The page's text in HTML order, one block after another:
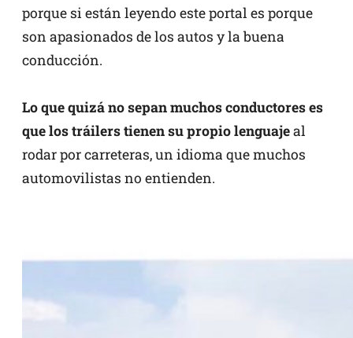
porque si están leyendo este portal es porque
son apasionados de los autos y la buena
conducción.
Lo que quizá no sepan muchos conductores es
que los tráilers tienen su propio lenguajeal
rodar por carreteras, un idioma que muchos
automovilistas no entienden.